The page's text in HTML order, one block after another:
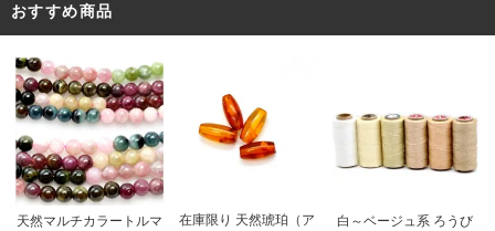
おすすめ商品
天然マルチカラートルマ
在庫限り 天然琥珀（ア
白～ベージュ系 ろうび